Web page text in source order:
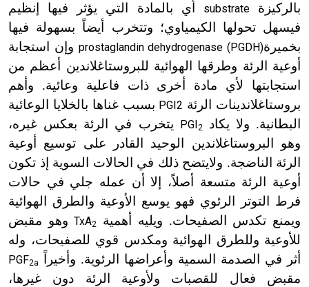
بالركيزةsubstrate
أي بالمادة التي يؤثر فيها إنظيم
فيسهل تحولها الكيمياوي؛ وتتخرب أيضاً بسهولة فيها
بخميرةprostaglandin dehydrogenase (PGDH) وإن استجابة
أوعية الرئة وطرقها الهوائية للبروستاغلاندين أعظم من
استجابتها لأي مادة أخرى ذات فاعلية وعائية. وأهم
بروستاغلاندينات الرئة PGI2 بسبب غناها بالخلايا الوعائية
البطانية. ولا يكاد PGI 2
يتخرب في الرئة بعكس غيره،
وهو البروستاغلاندين الوحيد القادر على توسيع أوعية
الرئة الناضجة. ولايتضح ذلك في الحالات السوية إذ تكون
أوعية الرئة متسعة أصلاً، إلا أن عمله جلي في حالات
فرط التوتر الرئوي فهو يوسع الأوعية والطرق الهوائية
ويمنع تكدس الصفيحات. ويليه أهمية
TxA2
وهو مقبض
للأوعية وللطرق الهوائية ومكدس قوي للصفيحات، وله
أثر في الصدمة السمية وأعراضها الرئوية. وأخيراً
PGF2a
مقبض فعال للقصبات ولأوعية الرئة دون غيرها،